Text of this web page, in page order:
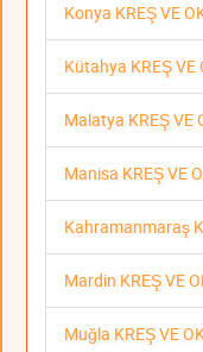
Konya KREŞ VE
Kütahya KREŞ VE
Malatya KREŞ VE
Manisa KREŞ VE
Kahramanmaraş
Mardin KREŞ VE
Muğla KREŞ VE